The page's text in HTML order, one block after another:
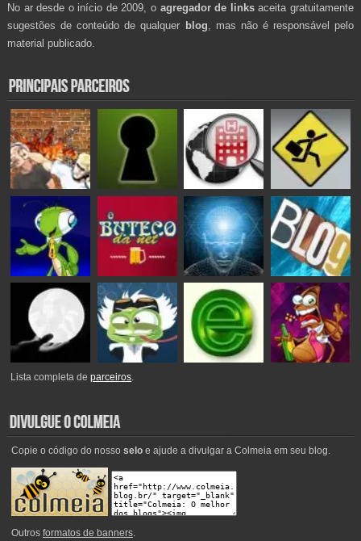
No ar desde o início de 2009, o agregador de linksaceita gratuitamente
sugestões de conteúdo de qualquer blog , mas não é responsável pelo
material publicado.
Lista completa deparceiros.
Copie o código do nosso seloe ajude a divulgar a Colmeia em seu blog.
Outros formatos de banners.